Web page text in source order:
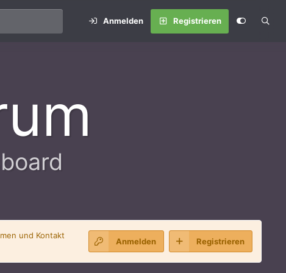
Anmelden Registrieren
und Kontakt
Anmelden Registrieren